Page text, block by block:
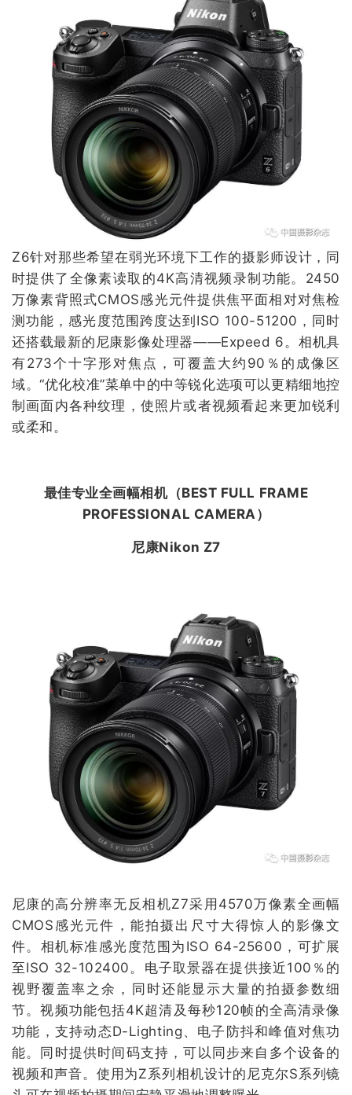
Z6针对那些希望在弱光环境下工作的摄影师设计，同
时提供了全像素读取的4K高清视频录制功能。2450
万像素背照式CMOS感光元件提供焦平面相对对焦检
测功能，感光度范围跨度达到ISO 100-51200，同时
还搭载最新的尼康影像处理器——Expeed 6。相机具
有273个十字形对焦点，可覆盖大约90％的成像区
域。“优化校准”菜单中的中等锐化选项可以更精细地控
制画面内各种纹理，使照片或者视频看起来更加锐利
或柔和。
最佳专业全画幅相机（BEST FULL FRAME
PROFESSIONAL CAMERA）
尼康Nikon Z7
尼康的高分辨率无反相机Z7采用4570万像素全画幅
CMOS感光元件，能拍摄出尺寸大得惊人的影像文
件。相机标准感光度范围为ISO 64-25600，可扩展
至ISO 32-102400。电子取景器在提供接近100％的
视野覆盖率之余，同时还能显示大量的拍摄参数细
节。视频功能包括4K超清及每秒120帧的全高清录像
功能，支持动态D-Lighting、电子防抖和峰值对焦功
能。同时提供时间码支持，可以同步来自多个设备的
视频和声音。使用为Z系列相机设计的尼克尔S系列镜